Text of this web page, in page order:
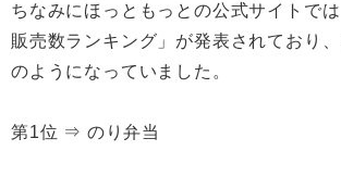
ちなみにほっともっとの公式サイトで
販売数ランキング」が発表されており
のようになっていました。
第1位 ⇒ のり弁当